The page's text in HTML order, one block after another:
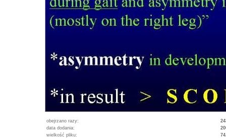
obejrzano razy:
data dodania:
wielkość pliku: